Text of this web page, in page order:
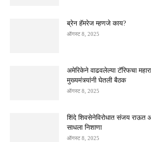
ब्रेन हॅमरेज म्हणजे काय?
ऑगस्ट 8, 2025
अमेरिकेने वाढवलेल्या टॅरिफचा
मुख्यमंत्र्यांनी घेतली बैठक
ऑगस्ट 8, 2025
शिंदे शिवसेनेविरोधात संजय राऊत
साधला निशाणा
ऑगस्ट 8, 2025